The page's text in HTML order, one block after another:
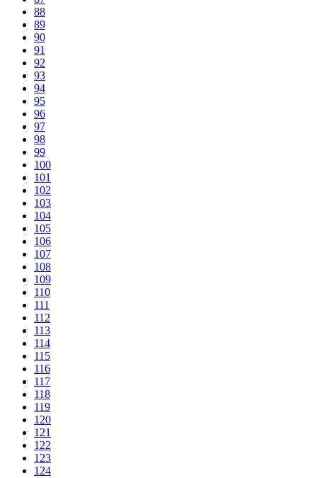
88
89
90
91
92
93
94
95
96
97
98
99
100
101
102
103
104
105
106
107
108
109
110
111
112
113
114
115
116
117
118
119
120
121
122
123
124